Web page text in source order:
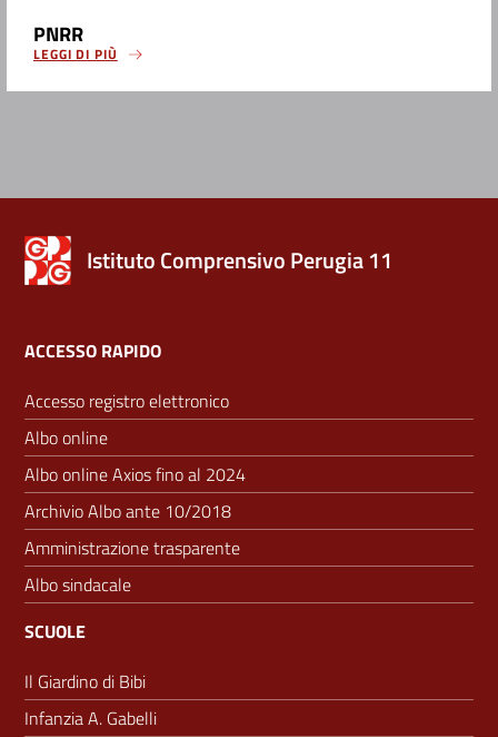
PNRR
LEGGI DI PIÙ
Istituto Comprensivo Perugia 11
ACCESSO RAPIDO
Accesso registro elettronico
Albo online
Albo online Axios fino al 2024
Archivio Albo ante 10/2018
Amministrazione trasparente
Albo sindacale
SCUOLE
Il Giardino di Bibi
Infanzia A. Gabelli